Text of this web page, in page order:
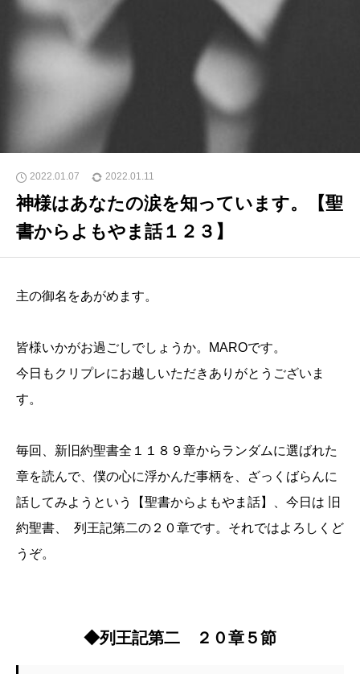
2022.01.07 2022.01.11
神様はあなたの涙を知っています。【聖
書からよもやま話１２３】
主の御名をあがめます。
皆様いかがお過ごしでしょうか。MAROです。
今日もクリプレにお越しいただきありがとうございま
す。
毎回、新旧約聖書全１１８９章からランダムに選ばれた
章を読んで、僕の心に浮かんだ事柄を、ざっくばらんに
話してみようという【聖書からよもやま話】、今日は 旧
約聖書、 列王記第二の２０章です。それではよろしくど
うぞ。
◆列王記第二 ２０章５節